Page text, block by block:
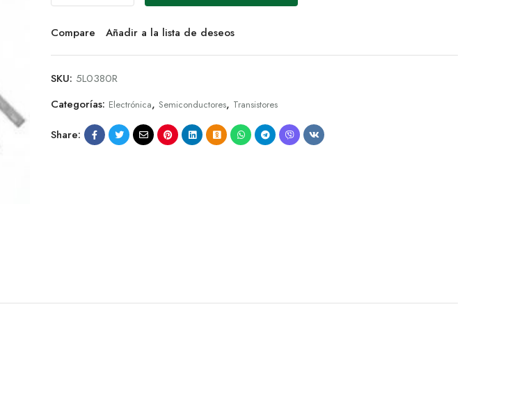
Compare Añadir a la lista de deseos
SKU: 5L0380R
Categorías: Electrónica, Semiconductores, Transistores
Share: